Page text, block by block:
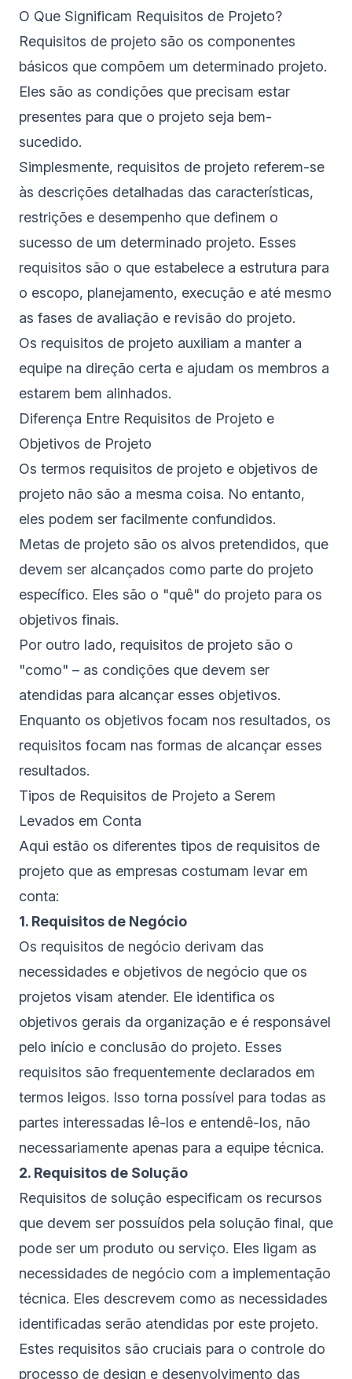
O Que Significam Requisitos de Projeto?
Requisitos de projeto são os componentes
básicos que compõem um determinado projeto.
Eles são as condições que precisam estar
presentes para que o projeto seja bem-
sucedido.
Simplesmente, requisitos de projeto referem-se
às descrições detalhadas das características,
restrições e desempenho que definem o
sucesso de um determinado projeto. Esses
requisitos são o que estabelece a estrutura para
o escopo, planejamento, execução e até mesmo
as fases de avaliação e revisão do projeto.
Os requisitos de projeto auxiliam a manter a
equipe na direção certa e ajudam os membros a
estarem bem alinhados.
Diferença Entre Requisitos de Projeto e
Objetivos de Projeto
Os termos requisitos de projeto e objetivos de
projeto não são a mesma coisa. No entanto,
eles podem ser facilmente confundidos.
Metas de projeto são os alvos pretendidos, que
devem ser alcançados como parte do projeto
específico. Eles são o "quê" do projeto para os
objetivos finais.
Por outro lado, requisitos de projeto são o
"como" – as condições que devem ser
atendidas para alcançar esses objetivos.
Enquanto os objetivos focam nos resultados, os
requisitos focam nas formas de alcançar esses
resultados.
Tipos de Requisitos de Projeto a Serem
Levados em Conta
Aqui estão os diferentes tipos de requisitos de
projeto que as empresas costumam levar em
conta:
1. Requisitos de Negócio
Os requisitos de negócio derivam das
necessidades e objetivos de negócio que os
projetos visam atender. Ele identifica os
objetivos gerais da organização e é responsável
pelo início e conclusão do projeto. Esses
requisitos são frequentemente declarados em
termos leigos. Isso torna possível para todas as
partes interessadas lê-los e entendê-los, não
necessariamente apenas para a equipe técnica.
2. Requisitos de Solução
Requisitos de solução especificam os recursos
que devem ser possuídos pela solução final, que
pode ser um produto ou serviço. Eles ligam as
necessidades de negócio com a implementação
técnica. Eles descrevem como as necessidades
identificadas serão atendidas por este projeto.
Estes requisitos são cruciais para o controle do
processo de design e desenvolvimento das